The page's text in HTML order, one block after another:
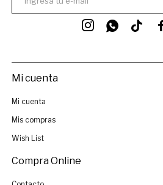
 
Mi cuenta
Mi cuenta
Mis compras
Wish List
Compra Online